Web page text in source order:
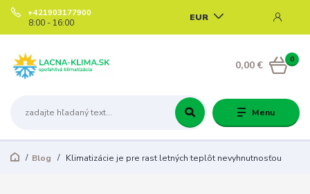
Menu
EUR
+421903177900
8:00 - 16:00
0
0,00 €
Blog Klimatizácie je pre rast letných teplôt nevyhnutnosťou